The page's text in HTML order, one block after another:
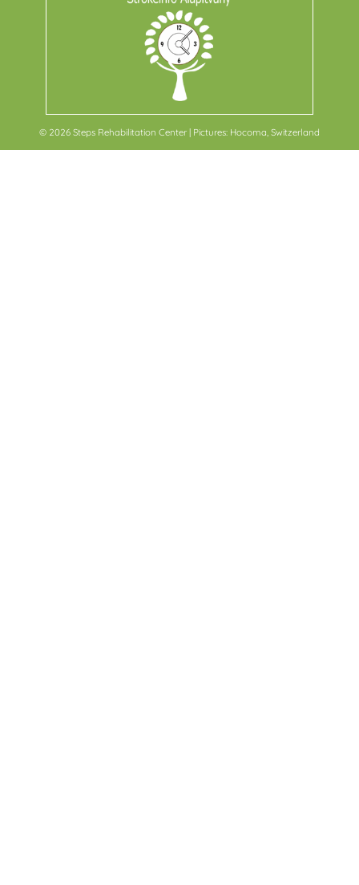
© 2026 Steps Rehabilitation Center | Pictures: Hocoma, Switzerland